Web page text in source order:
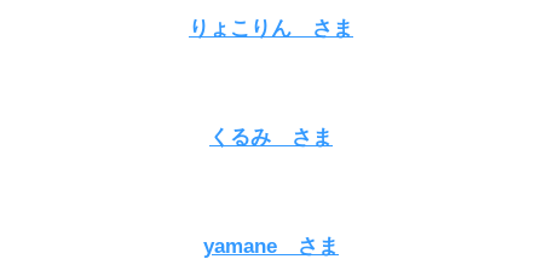
りょこりん さま
くるみ さま
yamane さま